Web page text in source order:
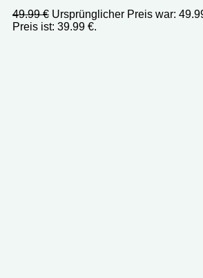
49.99€ Ursprünglicher Preis war:
Preis ist: 39.99 €.